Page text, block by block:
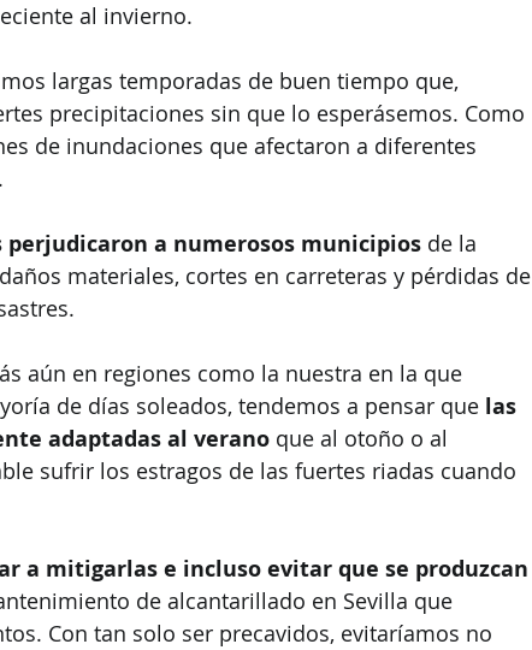
al invierno.
largas temporadas de buen tiempo que,
precipitaciones sin que lo esperásemos. Como
de inundaciones que afectaron a diferentes
a numerosos municipios de la
materiales, cortes en carreteras y pérdidas de
aún en regiones como la nuestra en la que
de días soleados, tendemos a pensar que las
adaptadas al verano que al otoño o al
sufrir los estragos de las fuertes riadas cuando
a mitigarlas e incluso evitar que se produzcan
de alcantarillado en Sevilla que
Con tan solo ser precavidos, evitaríamos no